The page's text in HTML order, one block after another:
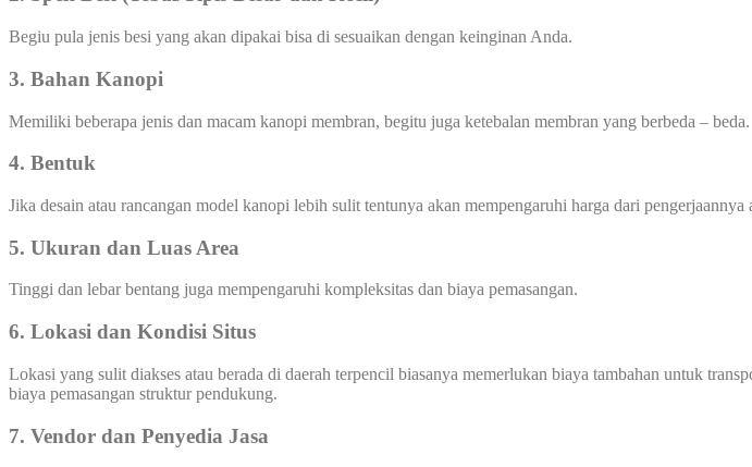
Begiu pula jenis besi yang akan dipakai bisa di sesuaikan dengan keinginan Anda.
3. Bahan Kanopi
Memiliki beberapa jenis dan macam kanopi membran, begitu juga ketebalan membran yang berbeda – beda.
4. Bentuk
Jika desain atau rancangan model kanopi lebih sulit tentunya akan mempengaruhi harga dari
5. Ukuran dan Luas Area
Tinggi dan lebar bentang juga mempengaruhi kompleksitas dan biaya pemasangan.
6. Lokasi dan Kondisi Situs
Lokasi yang sulit diakses atau berada di daerah terpencil biasanya memerlukan biaya tambahan untuk
biaya pemasangan struktur pendukung.
7. Vendor dan Penyedia Jasa